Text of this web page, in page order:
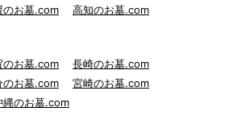
のお墓.com 高知のお墓.com
のお墓.com
長崎のお墓.com
のお墓.com
宮崎のお墓.com
縄のお墓.com